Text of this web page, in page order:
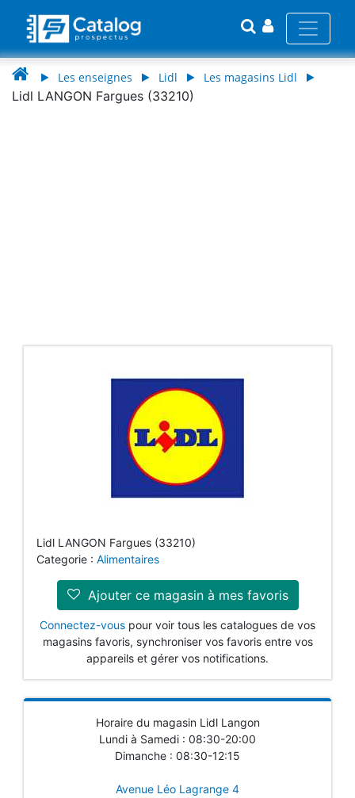
Les enseignes Lidl Les magasins Lidl
Lidl LANGON Fargues (33210)
Lidl LANGON Fargues (33210)
Categorie : Alimentaires
Ajouter ce magasin à mes favoris
Connectez-vous pour voir tous les catalogues de vos
magasins favoris, synchroniser vos favoris entre vos
appareils et gérer vos notifications.
Horaire du magasin Lidl Langon
Lundi à Samedi : 08:30-20:00
Dimanche : 08:30-12:15
Avenue Léo Lagrange 4